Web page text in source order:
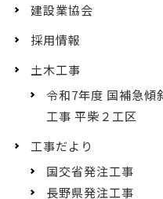
建設業協会
採用情報
土木工事
令和7年度 国補急傾
工事 平柴２工区
工事だより
国交省発注工事
長野県発注工事